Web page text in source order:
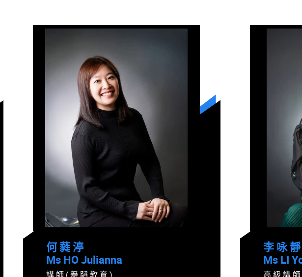
何 蕤 渟
Ms HO Julianna
講 師 ( 舞 蹈 教 育 )
李 咏 靜
Ms LI
高 級 講